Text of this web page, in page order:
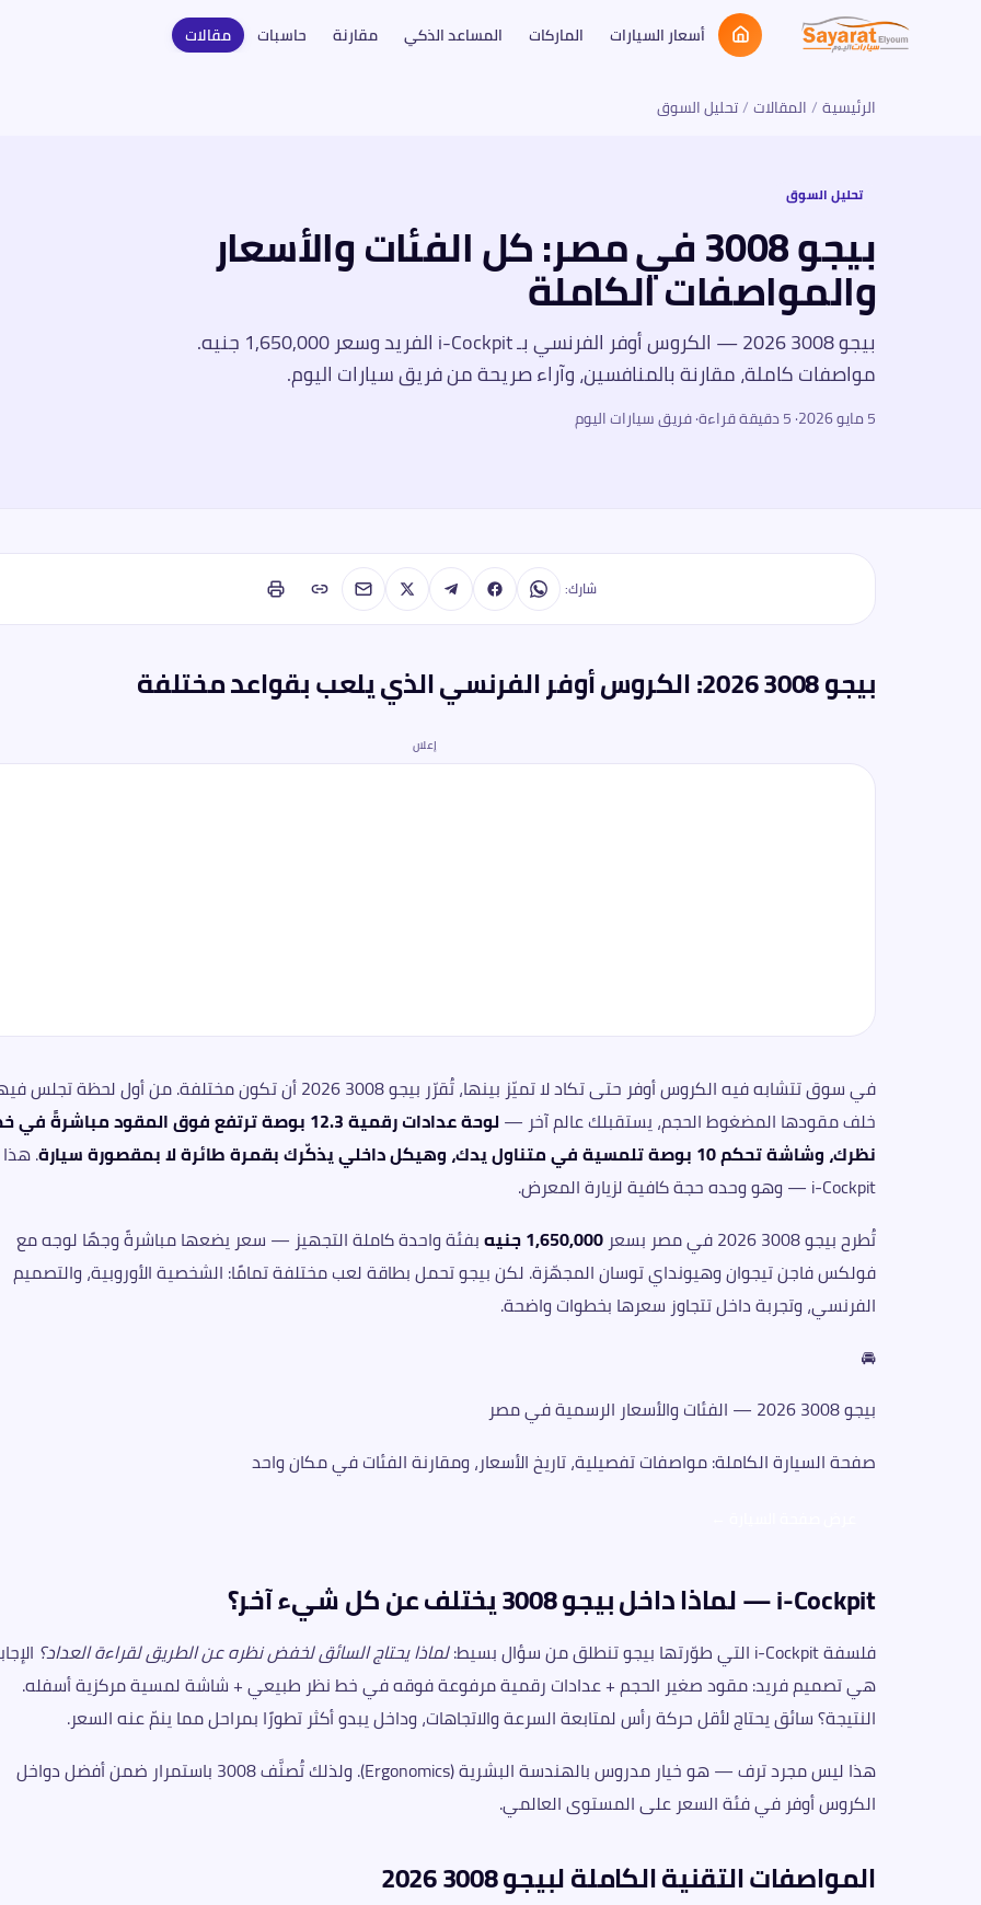
أسعار السيارات الماركات المساعد الذكي مقارنة حاسبات مقالات
الرئيسية/المقالات/تحليل السوق
تحليل السوق
بيجو 3008 في مصر: كل الفئات والأسعار
والمواصفات الكاملة
بيجو 3008 2026 — الكروس أوفر الفرنسي بـ i-Cockpit الفريد وسعر 1,650,000 جنيه.
مواصفات كاملة، مقارنة بالمنافسين، وآراء صريحة من فريق سيارات اليوم.
5 مايو 2026 ·
5دقيقة قراءة· فريق سيارات اليوم
شارك:
بيجو 3008 2026: الكروس أوفر الفرنسي الذي يلعب بقواعد مختلفة
إعلان
في سوق تتشابه فيه الكروس أوفر حتى تكاد لا تميّز بينها، تُقرّر بيجو 3008 2026 أن تكون مختلفة. من أول لحظة
خلف مقودها المضغوط الحجم، يستقبلك عالم آخر —
لوحة عدادات رقمية 12.3 بوصة ترتفع فوق المقود مباشرةً
نظرك، وشاشة تحكم 10 بوصة تلمسية في متناول يدك، وهيكل داخلي يذكّرك بقمرة طائرة لا بمقصورة سيارة
.
i-Cockpit — وهو وحده حجة كافية لزيارة المعرض.
تُطرح بيجو 3008 2026 في مصر بسعر
1,650,000 جنيه
بفئة واحدة كاملة التجهيز — سعر يضعها مباشرةً وجهًا لوجه مع
فولكس فاجن تيجوان وهيونداي توسان المجهّزة. لكن بيجو تحمل بطاقة لعب مختلفة تمامًا: الشخصية الأوروبية، والتصميم
الفرنسي، وتجربة داخل تتجاوز سعرها بخطوات واضحة.
🚘
بيجو 3008 2026 — الفئات والأسعار الرسمية في مصر
صفحة السيارة الكاملة: مواصفات تفصيلية، تاريخ الأسعار، ومقارنة الفئات في مكان واحد
i-Cockpit — لماذا داخل بيجو 3008 يختلف عن كل شيء آخر؟
فلسفة i-Cockpit التي طوّرتها بيجو تنطلق من سؤال بسيط: لماذا يحتاج السائق لخفض نظره عن الطريق لقراءة العداد؟
هي تصميم فريد: مقود صغير الحجم + عدادات رقمية مرفوعة فوقه في خط نظر طبيعي + شاشة لمسية مركزية أسفله.
النتيجة؟ سائق يحتاج لأقل حركة رأس لمتابعة السرعة والاتجاهات، وداخل يبدو أكثر تطورًا بمراحل مما ينمّ عنه السعر.
هذا ليس مجرد ترف — هو خيار مدروس بالهندسة البشرية (Ergonomics). ولذلك تُصنَّف 3008 باستمرار ضمن أفضل دواخل
الكروس أوفر في فئة السعر على المستوى العالمي.
المواصفات التقنية الكاملة لبيجو 3008 2026